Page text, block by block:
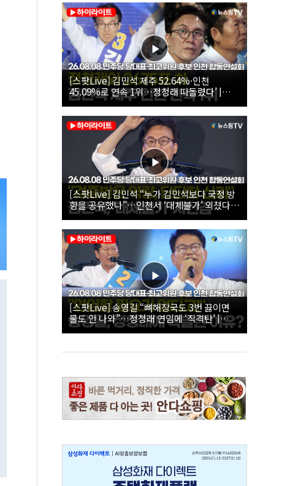
[스팟Live] 김민석 제주 52.64%·인천
45.09%로 연속 1위…정청래 따돌렸다’ |
26.08.08 더불어민주당 당대표·최고위원 후
보 인천 합동연설회
[스팟Live] 김민석 “누가 김민석보다 국정 방
향을 공유했나”…인천서 ‘대체불가’ 외쳤다 |
26.08.08 더불어민주당 당대표·최고위원 후
보 인천 합동연설회
[스팟Live] 송영길 “뼈해장국도 3번 끓이면
물도 안 나와”…정청래 연임에 ‘직격탄’ |
26.08.08 더불어민주당 당대표·최고위원 후